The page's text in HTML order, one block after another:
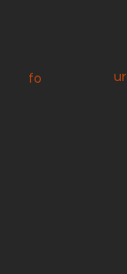
fo